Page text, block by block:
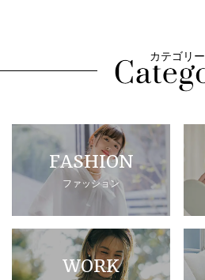
カテゴリー
FASHION
ファッション
WORK